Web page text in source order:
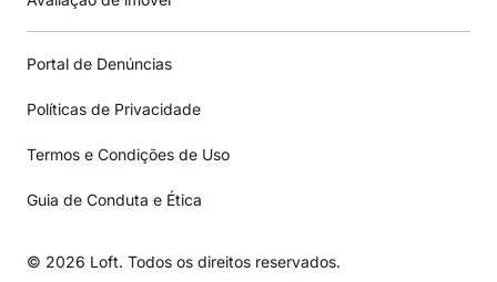
Portal de Denúncias
Políticas de Privacidade
Termos e Condições de Uso
Guia de Conduta e Ética
© 2026 Loft. Todos os direitos reservados.